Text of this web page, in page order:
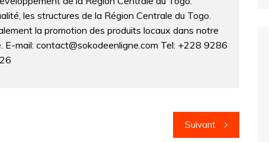
les structures de la Région Centrale du Togo.
la promotion des produits locaux dans notre
E-mail: contact@sokodeenligne.com Tel: +228 9286
Suivant